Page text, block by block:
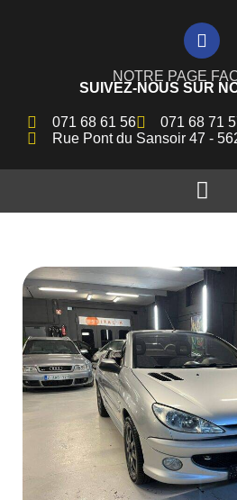
NOTRE PAGE
SUIVEZ-NOUS SUR
071 68 61 56
071 68 71
Rue Pont du Sansoir 47 -